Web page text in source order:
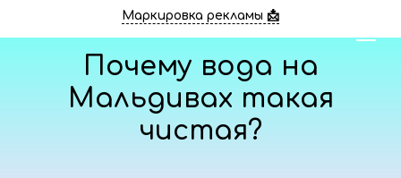
Маркировка рекламы 📩
Почему вода на
Мальдивах такая
чистая?